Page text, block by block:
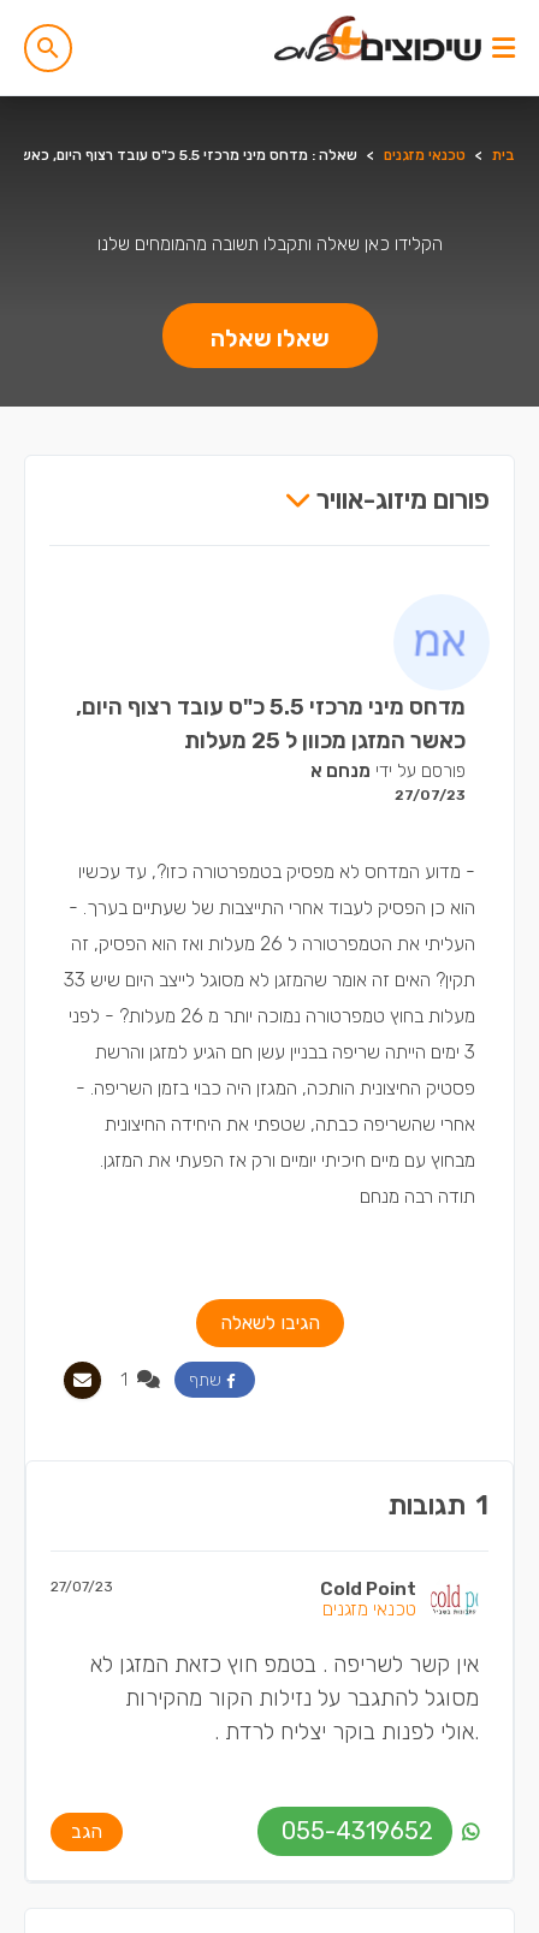
בית > טכנאי מזגנים > שאלה : מדחס מיני מרכזי 5.5 כ"ס עובד רצוף היום, כאשר המזגן מכוון ל 25 מעלות
הקלידו כאן שאלה ותקבלו תשובה מהמומחים שלנו
שאלו שאלה
פורום מיזוג-אוויר
מדחס מיני מרכזי 5.5 כ"ס עובד רצוף היום,
כאשר המזגן מכוון ל 25 מעלות
פורסם על ידי מנחם א
27/07/23
- מדוע המדחס לא מפסיק בטמפרטורה כזו?, עד עכשיו
הוא כן הפסיק לעבוד אחרי התייצבות של שעתיים בערך. -
העליתי את הטמפרטורה ל 26 מעלות ואז הוא הפסיק, זה
תקין? האים זה אומר שהמזגן לא מסוגל לייצב היום שיש 33
מעלות בחוץ טמפרטורה נמוכה יותר מ 26 מעלות? - לפני
3 ימים הייתה שריפה בבניין עשן חם הגיע למזגן והרשת
פסטיק החיצונית הותכה, המגזן היה כבוי בזמן השריפה. -
אחרי שהשריפה כבתה, שטפתי את היחידה החיצונית
מבחוץ עם מיים חיכיתי יומיים ורק אז הפעתי את המזגן.
תודה רבה מנחם
הגיבו לשאלה
שתף
1 תגובות
Cold Point
טכנאי מזגנים
27/07/23
אין קשר לשריפה . בטמפ חוץ כזאת המזגן לא
מסוגל להתגבר על נזילות הקור מהקירות
.אולי לפנות בוקר יצליח לרדת .
055-4319652 הגב